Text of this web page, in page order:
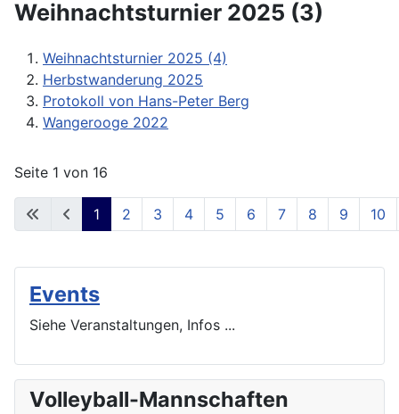
Events
Siehe Veranstaltungen, Infos ...
Volleyball-Mannschaften
Weihnachtsturnier 2025 (3)
Weihnachtsturnier 2025 (4)
Herbstwanderung 2025
Protokoll von Hans-Peter Berg
Wangerooge 2022
Seite 1 von 16
1 2 3 4 5 6 7 8 9 10